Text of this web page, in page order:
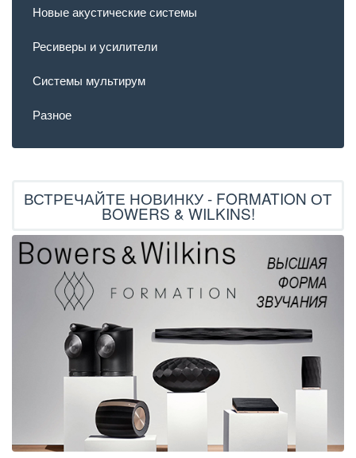
Новые акустические системы
Ресиверы и усилители
Системы мультирум
Разное
ВСТРЕЧАЙТЕ НОВИНКУ - FORMATION ОТ
BOWERS & WILKINS!